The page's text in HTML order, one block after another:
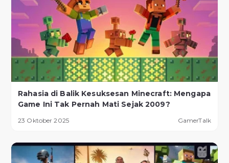
Rahasia di Balik Kesuksesan Minecraft: Mengapa
Game Ini Tak Pernah Mati Sejak 2009?
23 Oktober 2025 GamerTalk